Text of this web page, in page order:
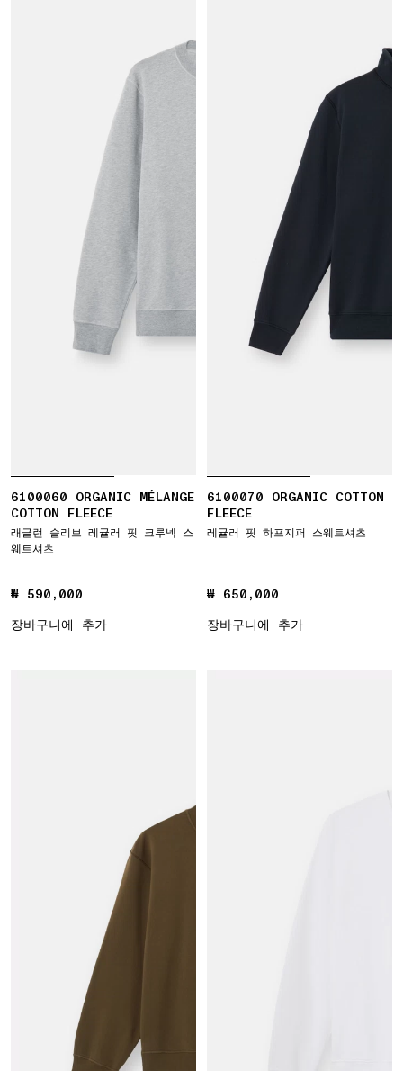
6100060 ORGANIC MÉLANGE
COTTON FLEECE
래글런 슬리브 레귤러 핏 크루넥 스
웨트셔츠
₩ 590,000
₩ 590,000
장바구니에 추가
6100070 ORGANIC COTTON
FLEECE
레귤러 핏 하프지퍼 스웨트셔츠
₩ 650,000
₩ 650,000
장바구니에 추가